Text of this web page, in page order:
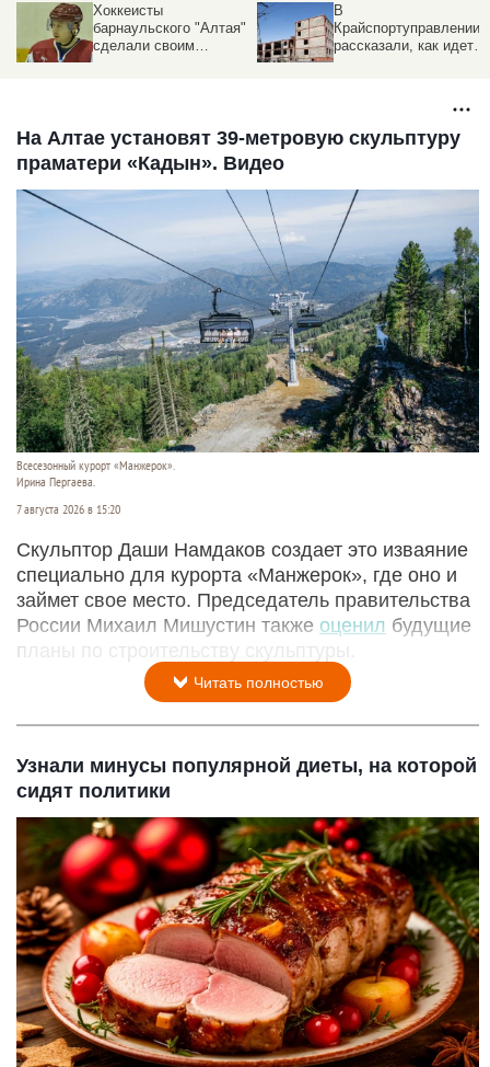
Хоккеисты
барнаульского "Алтая"
сделали своим
В
Крайспортуправлении
рассказали, как идет
На Алтае установят 39-метровую скульптуру
праматери «Кадын». Видео
Всесезонный курорт «Манжерок».
Ирина Пергаева.
7 августа 2026 в 15:20
Скульптор Даши Намдаков создает это изваяние
специально для курорта «Манжерок», где оно и
займет свое место. Председатель правительства
России Михаил Мишустин также оценил будущие
планы по строительству скульптуры.
Читать полностью
Узнали минусы популярной диеты, на которой
сидят политики